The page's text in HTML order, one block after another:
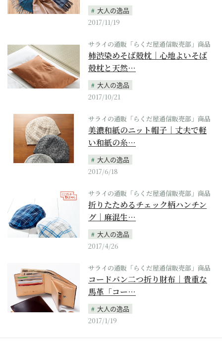
大人の逸品
2017/11/19
サライの通販「らくだ屋通信販売部」商品
柿渋染めそば殻枕｜心地よいそば
殻枕と天然…
大人の逸品
2017/10/21
サライの通販「らくだ屋通信販売部」商品
美濃和紙のニット帽子｜丈夫で軽
い和紙の糸…
大人の逸品
2017/6/18
サライの通販「らくだ屋通信販売部」商品
折りたためるチェック柄ハンチン
グ｜麻混生…
大人の逸品
2017/4/26
サライの通販「らくだ屋通信販売部」商品
コードバン二つ折り財布｜貴重な
馬革「コー…
大人の逸品
2017/1/19